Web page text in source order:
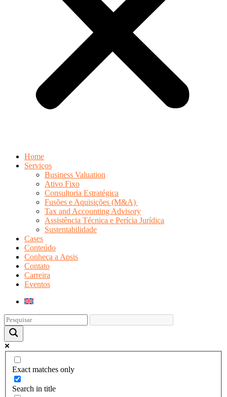
Home
Serviços
Business Valuation
Ativo Fixo
Consultoria Estratégica
Fusões e Aquisições (M&A)
Tax and Accounting Advisory
Assistência Técnica e Perícia Jurídica
Sustentabilidade
Cases
Conteúdo
Conheça a Apsis
Contato
Carreira
Eventos
Exact matches only
Search in title